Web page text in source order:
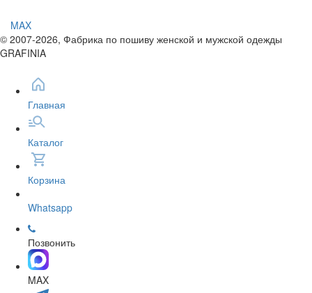
MAX
© 2007-2026, Фабрика по пошиву женской и мужской одежды
GRAFINIA
Главная
Каталог
Корзина
Whatsapp
Позвонить
MAX